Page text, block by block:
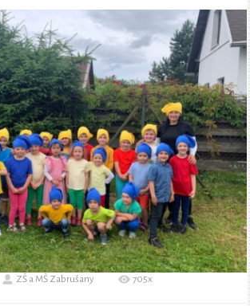
ZŠ a MŠ Zabrušany 705x